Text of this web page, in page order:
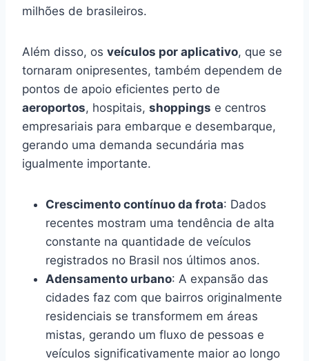
milhões de brasileiros.
Além disso, os veículos por aplicativo, que se
tornaram onipresentes, também dependem de
pontos de apoio eficientes perto de
aeroportos, hospitais, shoppings e centros
empresariais para embarque e desembarque,
gerando uma demanda secundária mas
igualmente importante.
Crescimento contínuo da frota: Dados
recentes mostram uma tendência de alta
constante na quantidade de veículos
registrados no Brasil nos últimos anos.
Adensamento urbano: A expansão das
cidades faz com que bairros originalmente
residenciais se transformem em áreas
mistas, gerando um fluxo de pessoas e
veículos significativamente maior ao longo